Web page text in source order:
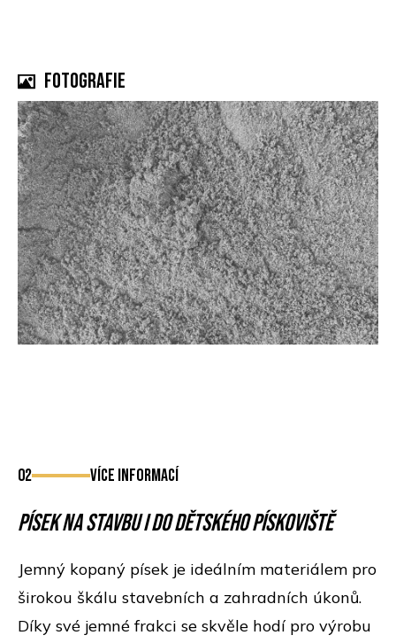
Fotografie
02 více informací
Písek na stavbu i do dětského pískoviště
Jemný kopaný písek je ideálním materiálem pro
širokou škálu stavebních a zahradních úkonů.
Díky své jemné frakci se skvěle hodí pro výrobu